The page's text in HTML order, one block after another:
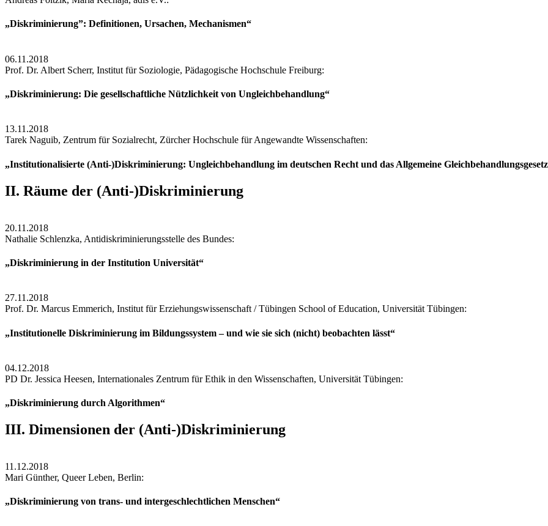
„Diskriminierung”: Definitionen, Ursachen, Mechanismen“
06.11.2018
Prof. Dr. Albert Scherr, Institut für Soziologie, Pädagogische Hochschule Freiburg:
„Diskriminierung: Die gesellschaftliche Nützlichkeit von Ungleichbehandlung“
13.11.2018
Tarek Naguib, Zentrum für Sozialrecht, Zürcher Hochschule für Angewandte Wissenschaften:
„Institutionalisierte (Anti-)Diskriminierung: Ungleichbehandlung im deutschen Recht und das Allgemeine
II. Räume der (Anti-)Diskriminierung
20.11.2018
Nathalie Schlenzka, Antidiskriminierungsstelle des Bundes:
„Diskriminierung in der Institution Universität“
27.11.2018
Prof. Dr. Marcus Emmerich, Institut für Erziehungswissenschaft / Tübingen School of Education, Universität Tübingen:
„Institutionelle Diskriminierung im Bildungssystem – und wie sie sich (nicht) beobachten lässt“
04.12.2018
PD Dr. Jessica Heesen, Internationales Zentrum für Ethik in den Wissenschaften, Universität Tübingen:
„Diskriminierung durch Algorithmen“
III. Dimensionen der (Anti-)Diskriminierung
11.12.2018
Mari Günther, Queer Leben, Berlin:
„Diskriminierung von trans- und intergeschlechtlichen Menschen“